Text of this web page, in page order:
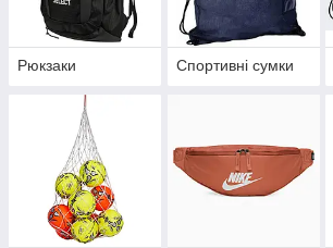
Рюкзаки Спортивні сумки